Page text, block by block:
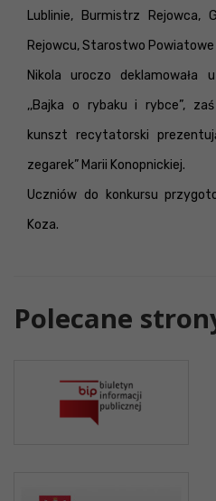
Lublinie, Burmistrz Rejowca,
Rejowcu, Starostwo Powiatowe
Nikola uroczo deklamowała
,,Bajka o rybaku i rybce”,
kunszt recytatorski
zegarek” Marii Konopnickiej.
Uczniów do konkursu
Koza.
Polecane